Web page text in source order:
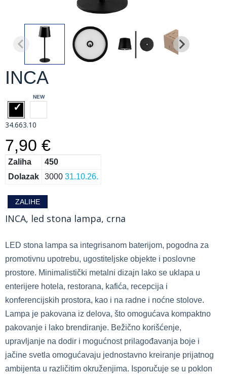
INCA
34.663.10
7,90 €
Zaliha
450
Dolazak
3000 31.10.26.
ZALIHE
INCA, led stona lampa, crna
LED stona lampa sa integrisanom baterijom, pogodna za
promotivnu upotrebu, ugostiteljske objekte i poslovne
prostore. Minimalistički metalni dizajn lako se uklapa u
enterijere hotela, restorana, kafića, recepcija i
konferencijskih prostora, kao i na radne i noćne stolove.
Lampa je pakovana iz delova, što omogućava kompaktno
pakovanje i lako brendiranje. Bežično korišćenje,
upravljanje na dodir i mogućnost prilagođavanja boje i
jačine svetla omogućavaju jednostavno kreiranje prijatnog
ambijenta u različitim okruženjima. Isporučuje se u poklon